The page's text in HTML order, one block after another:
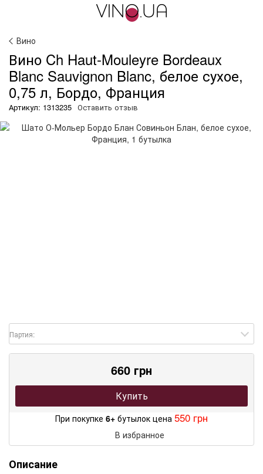
Вино
Вино Ch Haut-Mouleyre Bordeaux
Blanc Sauvignon Blanc, белое сухое,
0,75 л, Бордо, Франция
Артикул: 1313235 Оставить отзыв
Партия:
660 грн
Купить
При покупке 6+ бутылок цена 550 грн
В избранное
Описание